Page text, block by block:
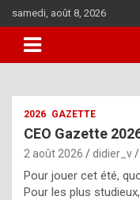
to
content
samedi, août 8, 2026
2026 GAZETTE
CEO Gazette
2 août 2026 didier_v
Pour jouer cet été,
Pour les plus